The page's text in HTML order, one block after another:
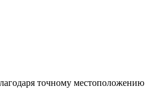
точному местоположению